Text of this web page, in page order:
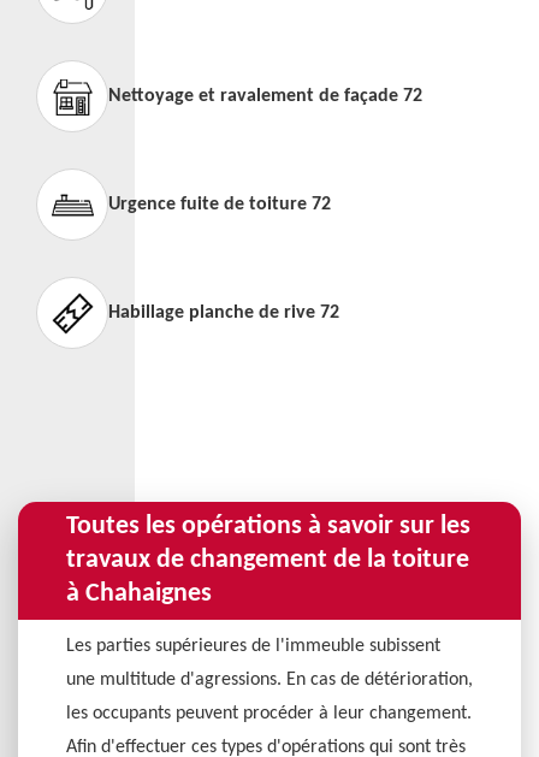
Nettoyage et ravalement de façade 72
Urgence fuite de toiture 72
Habillage planche de rive 72
Toutes les opérations à savoir sur les
travaux de changement de la toiture
à Chahaignes
Les parties supérieures de l'immeuble subissent
une multitude d'agressions. En cas de détérioration,
les occupants peuvent procéder à leur changement.
Afin d'effectuer ces types d'opérations qui sont très